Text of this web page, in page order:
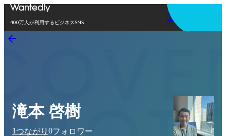
400万人が利用するビジネスSNS
アプリを使う
滝本 啓樹
1つながり 0フォロワー